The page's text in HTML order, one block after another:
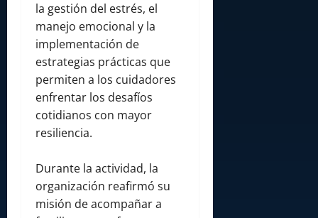
la gestión del estrés, el
manejo emocional y la
implementación de
estrategias prácticas que
permiten a los cuidadores
enfrentar los desafíos
cotidianos con mayor
resiliencia.
Durante la actividad, la
organización reafirmó su
misión de acompañar a